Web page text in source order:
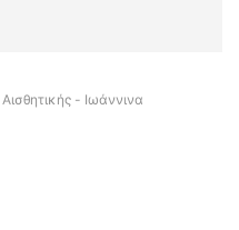
- Ιωάννινα